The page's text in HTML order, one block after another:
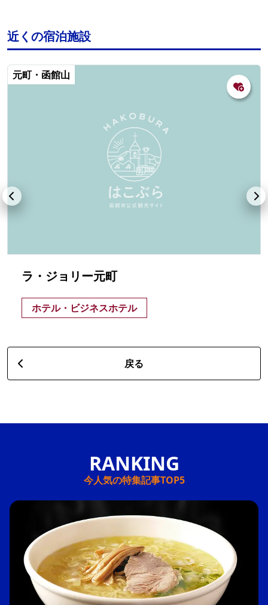
近くの宿泊施設
元町・函館山
ラ・ジョリー元町
ホテル・ビジネスホテル
戻る
今人気の特集記事TOP5